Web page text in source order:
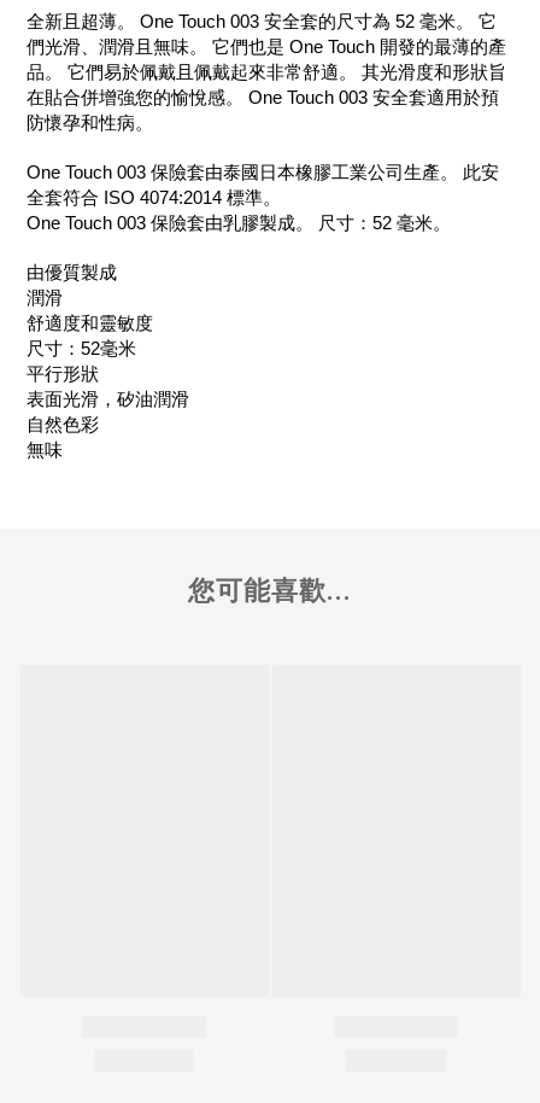
全新且超薄。 One Touch 003 安全套的尺寸為 52 毫米。 它
們光滑、潤滑且無味。 它們也是 One Touch 開發的最薄的產
品。 它們易於佩戴且佩戴起來非常舒適。 其光滑度和形狀旨
在貼合併增強您的愉悅感。 One Touch 003 安全套適用於預
防懷孕和性病。
One Touch 003 保險套由泰國日本橡膠工業公司生產。 此安
全套符合 ISO 4074:2014 標準。
One Touch 003 保險套由乳膠製成。 尺寸：52 毫米。
由優質製成
潤滑
舒適度和靈敏度
尺寸：52毫米
平行形狀
表面光滑，矽油潤滑
自然色彩
無味
您可能喜歡...